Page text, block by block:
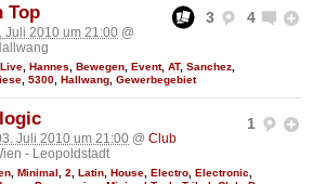
3 4
Top
Juli 2010 um 21:00 @
Live Hannes Bewegen Event, AT, Sanchez
5300 Hallwang Gewerbegebiet
1
Juli 2010 um 21:00 @ Club
- Leopoldstadt
, Minimal, 2, Latin, House, Electro, Electronic,